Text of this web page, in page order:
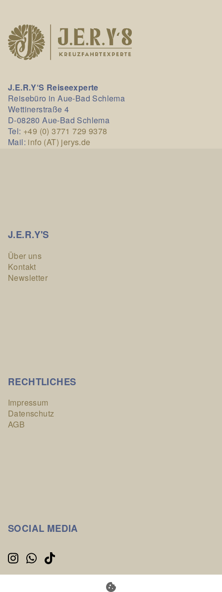
J.E.R.Y‘S Reiseexperte
Reisebüro in Aue-Bad Schlema
Wettinerstraße 4
D-08280 Aue-Bad Schlema
Tel: +49 (0) 3771 729 9378
Mail: info (AT) jerys.de
J.E.R.Y'S
Über uns
Kontakt
Newsletter
RECHTLICHES
Impressum
Datenschutz
AGB
SOCIAL MEDIA
cookie